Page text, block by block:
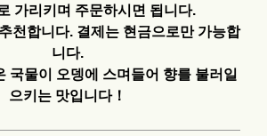
가리키며 주문하시면 됩니다.
천합니다. 결제는 현금으로만 가능합
니다.
국물이 오뎅에 스며들어 향를 불러일
으키는 맛입니다！